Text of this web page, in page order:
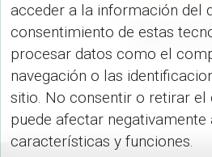
acceder a la información del
consentimiento de estas
procesar datos como el
navegación o las
sitio. No consentir o retirar el
puede afectar negativamente
características y funciones.
Bolsa en
Market VA-